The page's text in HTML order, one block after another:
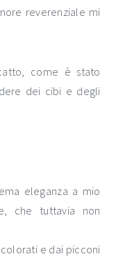
reverenziale mi
come è stato
dei cibi e degli
eleganza a mio
che tuttavia non
e dai picconi